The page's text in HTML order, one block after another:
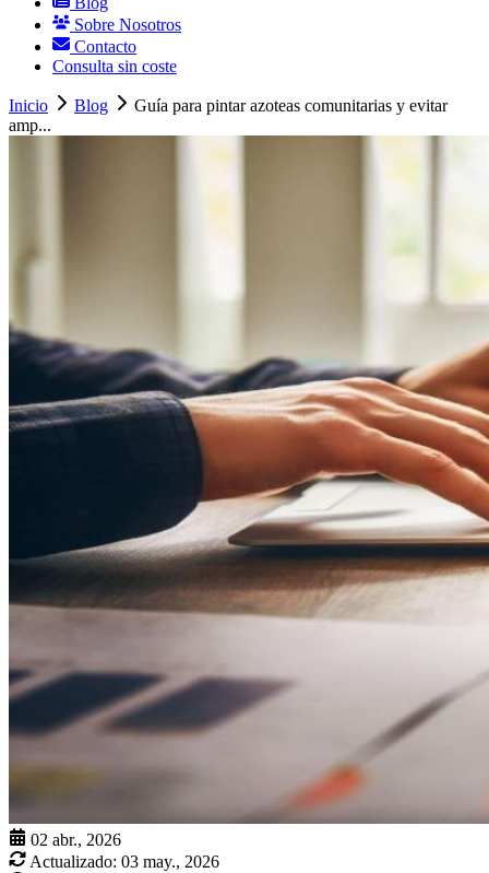
Sobre Nosotros
Contacto
Consulta sin coste
Inicio Blog
Guía para pintar azoteas comunitarias y evitar
amp...
02 abr., 2026
Actualizado: 03 may., 2026